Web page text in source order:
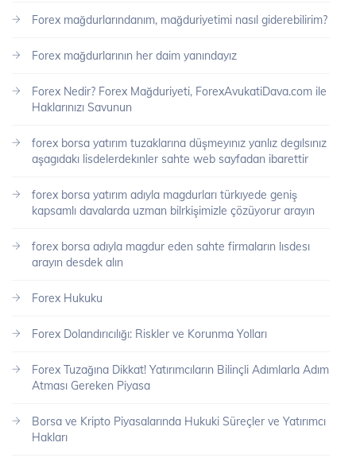
Forex mağdurlarındanım, mağduriyetimi nasıl giderebilirim?
Forex mağdurlarının her daim yanındayız
Forex Nedir? Forex Mağduriyeti, ForexAvukatiDava.com ile
Haklarınızı Savunun
forex borsa yatırım tuzaklarına düşmeyınız yanlız degılsınız
aşagıdakı lisdelerdekınler sahte web sayfadan ibarettir
forex borsa yatırım adıyla magdurları türkıyede geniş
kapsamlı davalarda uzman bilrkişimizle çözüyorur arayın
forex borsa adıyla magdur eden sahte firmaların lısdesı
arayın desdek alın
Forex Hukuku
Forex Dolandırıcılığı: Riskler ve Korunma Yolları
Forex Tuzağına Dikkat! Yatırımcıların Bilinçli Adımlarla Adım
Atması Gereken Piyasa
Borsa ve Kripto Piyasalarında Hukuki Süreçler ve Yatırımcı
Hakları